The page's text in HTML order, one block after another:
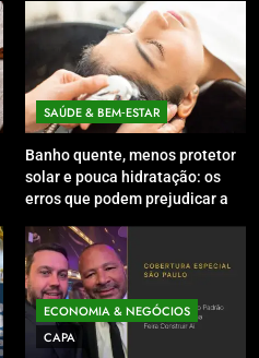
SAÚDE & BEM‑ESTAR
Banho quente, menos protetor
solar e pouca hidratação: os
erros que podem prejudicar a
inverno
ECONOMIA & NEGÓCIOS
CAPA